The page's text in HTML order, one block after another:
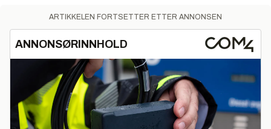
ARTIKKELEN FORTSETTER ETTER ANNONSEN
ANNONSØRINNHOLD